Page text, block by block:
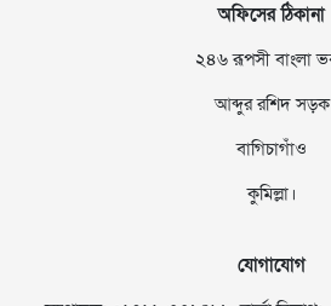
অফিসের ঠিকানা
২৪৬ রূপসী বাংলা
আব্দুর রশিদ সড়ক
বাগিচাগাঁও
কুমিল্লা।
যোগাযোগ